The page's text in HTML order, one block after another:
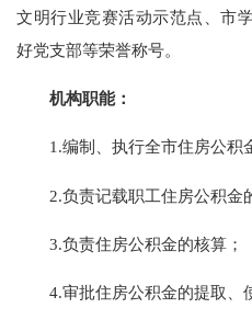
文明行业竞赛活动示范点、市
好党支部等荣誉称号。
机构职能：
1.编制、执行全市住房公积
2.负责记载职工住房公积金
3.负责住房公积金的核算；
4.审批住房公积金的提取、